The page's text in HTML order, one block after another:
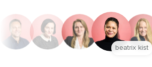
beatrix kist